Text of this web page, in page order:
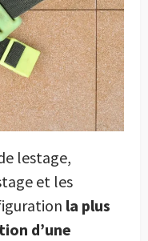
lestage,
et les
la plus
d’une